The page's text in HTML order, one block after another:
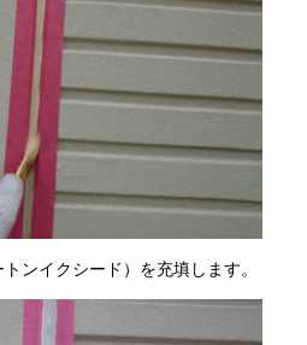
ンイクシード）を充填します。